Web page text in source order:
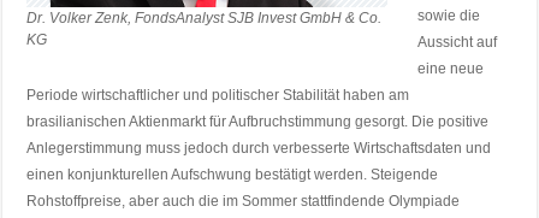
Dr. Volker Zenk, FondsAnalyst SJB Invest GmbH & Co.
KG
sowie die
Aussicht auf
eine neue
Periode wirtschaftlicher und politischer Stabilität haben am
brasilianischen Aktienmarkt für Aufbruchstimmung gesorgt. Die positive
Anlegerstimmung muss jedoch durch verbesserte Wirtschaftsdaten und
einen konjunkturellen Aufschwung bestätigt werden. Steigende
Rohstoffpreise, aber auch die im Sommer stattfindende Olympiade